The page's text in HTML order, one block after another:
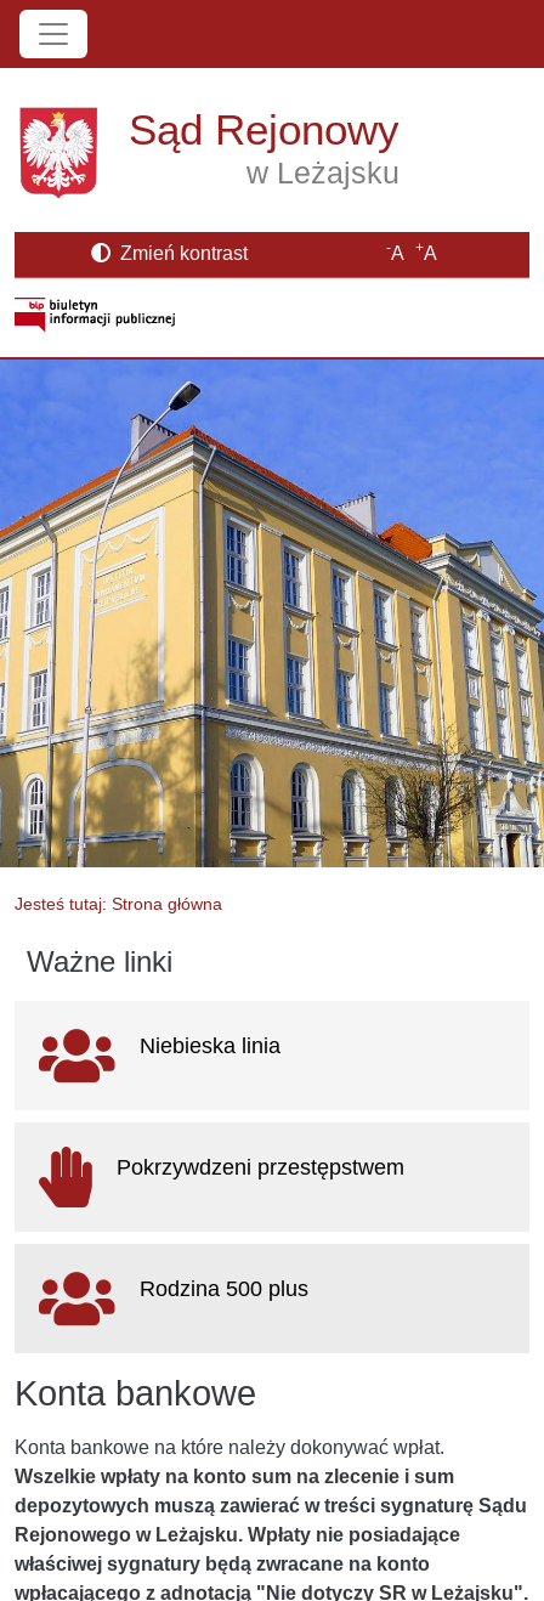
Przejdź do treści
Sąd Rejonowy
w Leżajsku
Zmień kontrast -A +A
Strona BIP otwiera się w nowym oknie
Jesteś tutaj: Strona główna
Konta bankowe
Konta bankowe na które należy dokonywać wpłat.
Wszelkie wpłaty na konto sum na zlecenie i sum
depozytowych muszą zawierać w treści sygnaturę Sądu
Rejonowego w Leżajsku. Wpłaty nie posiadające
właściwej sygnatury będą zwracane na konto
wpłacającego z adnotacją "Nie dotyczy SR w Leżajsku".
Ważne linki
Ważne linki
Niebieska linia
Pokrzywdzeni przestępstwem
Rodzina 500 plus